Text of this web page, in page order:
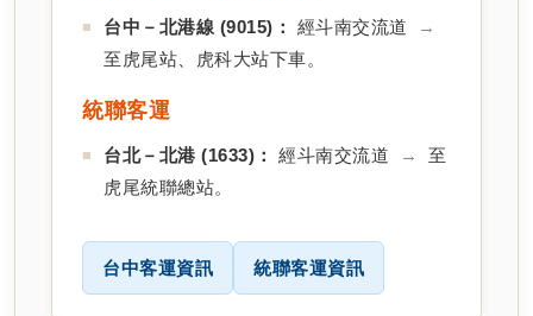
台中－北港線 (9015)： 經斗南交流道
→
至虎尾站、虎科大站下車。
統聯客運
台北－北港 (1633)： 經斗南交流道 →
至
虎尾統聯總站。
台中客運資訊 統聯客運資訊